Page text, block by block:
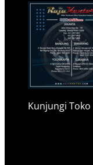
Kunjungi